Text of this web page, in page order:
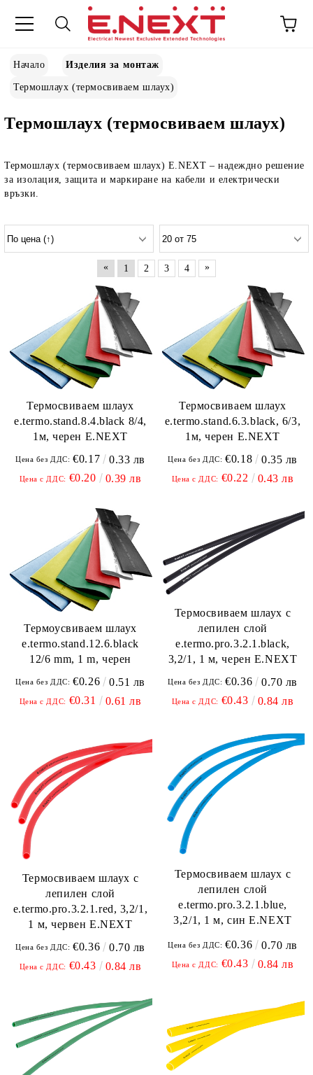
Начало Изделия за монтаж
Термошлаух (термосвиваем шлаух)
Термошлаух (термосвиваем шлаух)
Термошлаух (термосвиваем шлаух) E.NEXT – надеждно решение
за изолация, защита и маркиране на кабели и електрически
връзки.
« 1 2 3 4 »
Термосвиваем шлаух
e.termo.stand.8.4.black 8/4,
1м, черен E.NEXT
Цена без ДДС: €0.17 0.33 лв
Цена с ДДС: €0.20 0.39 лв
Термосвиваем шлаух
e.termo.stand.6.3.black, 6/3,
1м, черен E.NEXT
Цена без ДДС: €0.18 0.35 лв
Цена с ДДС: €0.22 0.43 лв
Термоусвиваем шлаух
e.termo.stand.12.6.black
12/6 mm, 1 m, черен
Цена без ДДС: €0.26 0.51 лв
Цена с ДДС: €0.31 0.61 лв
Термосвиваем шлаух с
лепилен слой
e.termo.pro.3.2.1.black,
3,2/1, 1 м, черен E.NEXT
Цена без ДДС: €0.36 0.70 лв
Цена с ДДС: €0.43 0.84 лв
Термосвиваем шлаух с
лепилен слой
e.termo.pro.3.2.1.red, 3,2/1,
1 м, червен E.NEXT
Цена без ДДС: €0.36 0.70 лв
Цена с ДДС: €0.43 0.84 лв
Термосвиваем шлаух с
лепилен слой
e.termo.pro.3.2.1.blue,
3,2/1, 1 м, син E.NEXT
Цена без ДДС: €0.36 0.70 лв
Цена с ДДС: €0.43 0.84 лв